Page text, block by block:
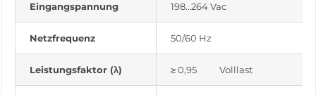
Eingangspannung 198…264 Vac
Netzfrequenz 50/60 Hz
Leistungsfaktor (λ) ≥ 0,95 Volllast